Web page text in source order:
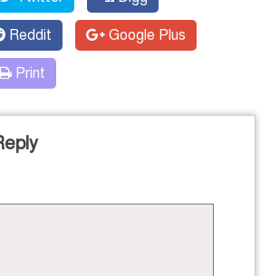
Reddit Google Plus
Print